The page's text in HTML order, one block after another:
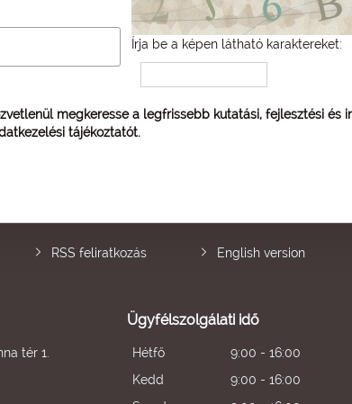
Írja be a képen látható karaktereket:
megkeresse a legfrissebb kutatási, fejlesztési és
tájékoztatót.
RSS feliratkozás English version
tér 1.
Ügyfélszolgálati idő
Hétfő
9:00 - 16:00
Kedd
9:00 - 16:00